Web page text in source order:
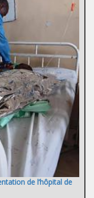
de l’hôpital de